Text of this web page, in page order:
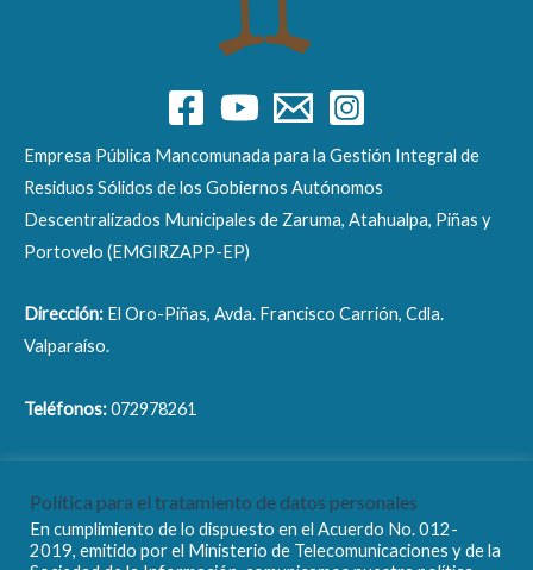
Empresa Pública Mancomunada para la Gestión Integral de
Residuos Sólidos de los Gobiernos Autónomos
Descentralizados Municipales de Zaruma, Atahualpa, Piñas y
Portovelo (EMGIRZAPP-EP)
Dirección: El Oro-Piñas, Avda. Francisco Carrión, Cdla.
Valparaíso.
Teléfonos:072978261
Política para el tratamiento de datos personales
En cumplimiento de lo dispuesto en el Acuerdo No. 012-
2019, emitido por el Ministerio de Telecomunicaciones y de la